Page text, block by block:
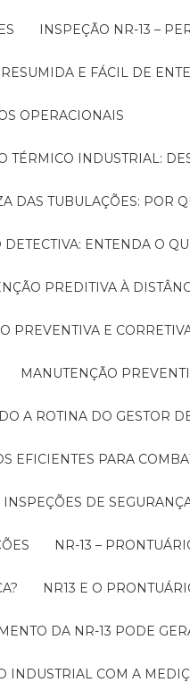
INSPEÇÃO NR-13 –
RESUMIDA E FÁCIL DE
OPERACIONAIS
TÉRMICO INDUSTRIAL:
DAS TUBULAÇÕES: POR
DETECTIVA: ENTENDA O
PREDITIVA À
PREVENTIVA E
MANUTENÇÃO
A ROTINA DO GESTOR
EFICIENTES PARA
INSPEÇÕES DE
NR-13 –
NR13 E O
DA NR-13 PODE
INDUSTRIAL COM A